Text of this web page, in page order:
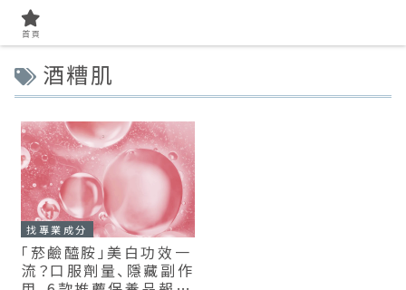
酒糟肌
找專業成分
「菸鹼醯胺」美白功效一
流？口服劑量、隱藏副作
首頁